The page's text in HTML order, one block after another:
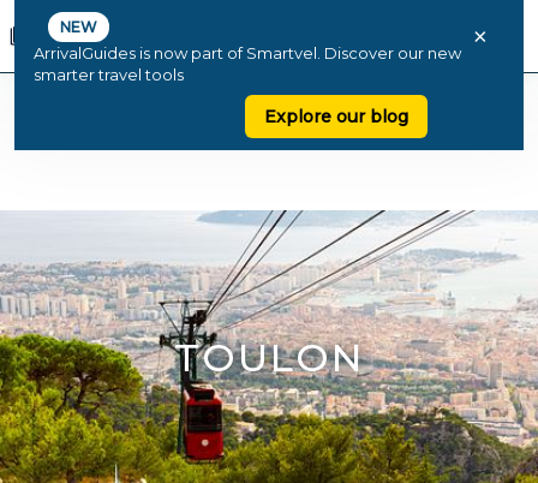
NEW
ArrivalGuides is now part of Smartvel. Discover our new
smarter travel tools
Explore our blog
×
TOULON